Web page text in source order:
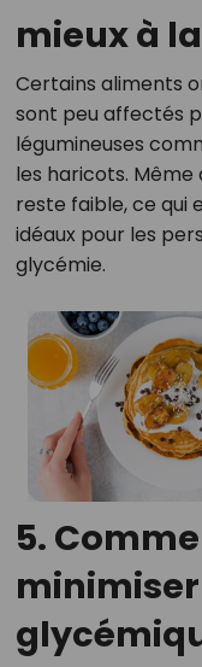
mieux à
Certains aliments
sont peu affectés
légumineuses
les haricots. Même
reste faible, ce qui
idéaux pour les
glycémie.
5.